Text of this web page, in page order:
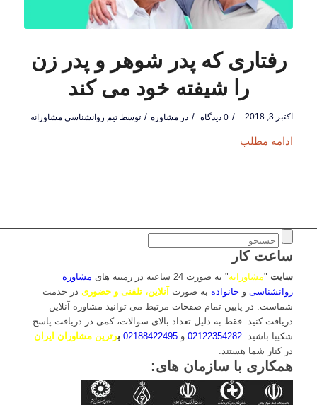
رفتاری که پدر شوهر و پدر زن
را شیفته خود می کند
اکتبر 3, 2018 / 0 دیدگاه / در مشاوره / توسط تیم روانشناسی مشاورانه
ادامه مطلب
ساعت کار
سایت"مشاورانه" به صورت 24 ساعته در زمینه های
مشاوره
روانشناسیو خانواده به صورتآنلاین، تلفنی و حضوری در خدمت
شماست. در پایین تمام صفحات مرتبط می توانید مشاوره آنلاین
دریافت کنید. فقط به دلیل تعداد بالای سوالات، کمی در دریافت پاسخ
شکیبا باشید. 02122354282و 02188422495 برترین مشاوران ایران
در کنار شما هستند.
همکاری با سازمان های: